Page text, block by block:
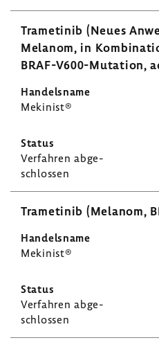
Trame­tinib (Neues
Melanom, in
BRAF-​V600-Mutation,
Meki­nist®
Verfahren abge­
schlossen
Trame­tinib (Melanom,
Meki­nist®
Verfahren abge­
schlossen